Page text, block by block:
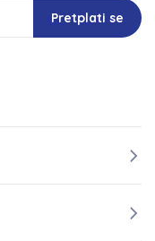
Pretplati se